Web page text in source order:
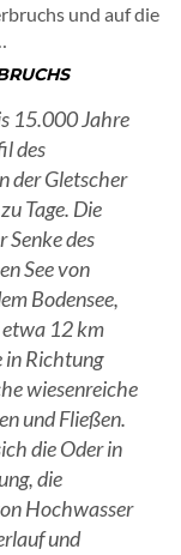
und auf die
15.000 Jahre
des
der Gletscher
Tage. Die
Senke des
See von
Bodensee,
12 km
in Richtung
wiesenreiche
und Fließen.
die Oder in
die
Hochwasser
und